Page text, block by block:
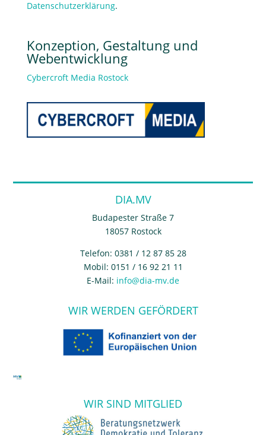
Datenschutzerklärung.
Konzeption, Gestaltung und
Webentwicklung
Cybercroft Media Rostock
DIA.MV
Budapester Straße 7
18057 Rostock
Telefon: 0381 / 12 87 85 28
Mobil: 0151 / 16 92 21 11
E-Mail: info@dia-mv.de
WIR WERDEN GEFÖRDERT
WIR SIND MITGLIED